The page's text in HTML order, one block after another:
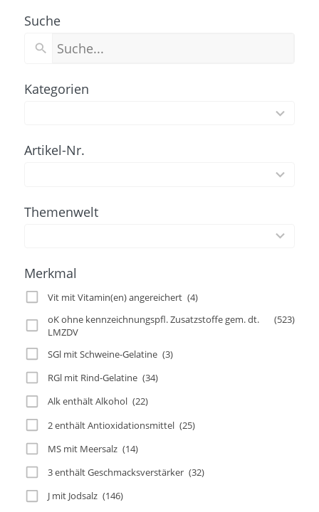
Suche
Kategorien
97
Artikel-Nr.
100
Themenwelt
2
Merkmal
Vit mit Vitamin(en) angereichert (4)
oK ohne kennzeichnungspfl. Zusatzstoffe gem. dt.
LMZDV
(523)
SGl mit Schweine-Gelatine (3)
RGl mit Rind-Gelatine (34)
Alk enthält Alkohol (22)
2 enthält Antioxidationsmittel (25)
MS mit Meersalz (14)
3 enthält Geschmacksverstärker (32)
J mit Jodsalz (146)